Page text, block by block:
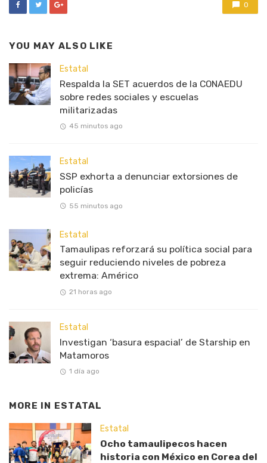
0
YOU MAY ALSO LIKE
Estatal
Respalda la SET acuerdos de la CONAEDU
sobre redes sociales y escuelas
militarizadas
45 minutos ago
Estatal
SSP exhorta a denunciar extorsiones de
policías
55 minutos ago
Estatal
Tamaulipas reforzará su política social para
seguir reduciendo niveles de pobreza
extrema: Américo
21 horas ago
Estatal
Investigan ‘basura espacial’ de Starship en
Matamoros
1 día ago
MORE IN ESTATAL
Estatal
Ocho tamaulipecos hacen
historia con México en Corea del